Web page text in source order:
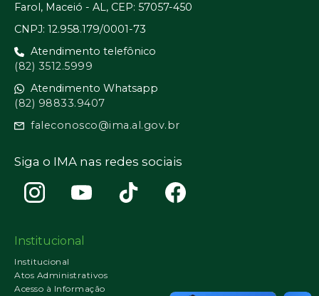
Farol, Maceió - AL, CEP: 57057-450
CNPJ: 12.958.179/0001-73
Atendimento telefônico
(82) 3512.5999
Atendimento Whatsapp
(82) 98833.9407
faleconosco@ima.al.gov.br
Siga o IMA nas redes sociais
Institucional
Institucional
Atos Administrativos
Acesso à Informação